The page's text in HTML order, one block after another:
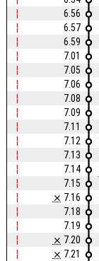
¦
6.56
¦
6.57
¦
6.59
¦
7.01
¦
7.05
¦
7.06
¦
7.08
¦
7.09
¦
7.11
¦
7.12
¦
7.13
¦
7.14
¦
7.15
¦
⨯ 7.16
¦
7.18
¦
7.19
¦
⨯ 7.20
¦
⨯ 7.21